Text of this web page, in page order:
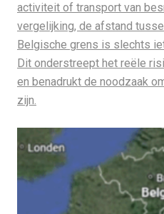
activiteit of transport van
vergelijking, de afstand
Belgische grens is slechts
Dit onderstreept het reële
en benadrukt de noodzaak
zijn.